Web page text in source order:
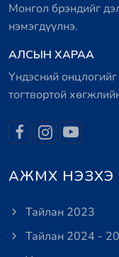
Монгол брэндийг
нэмэгдүүлнэ.
АЛСЫН ХАРАА
Үндэсний
тогтвортой
АЖМХ НЭЗХЭ
Тайлан 2023
Тайлан 2024 -